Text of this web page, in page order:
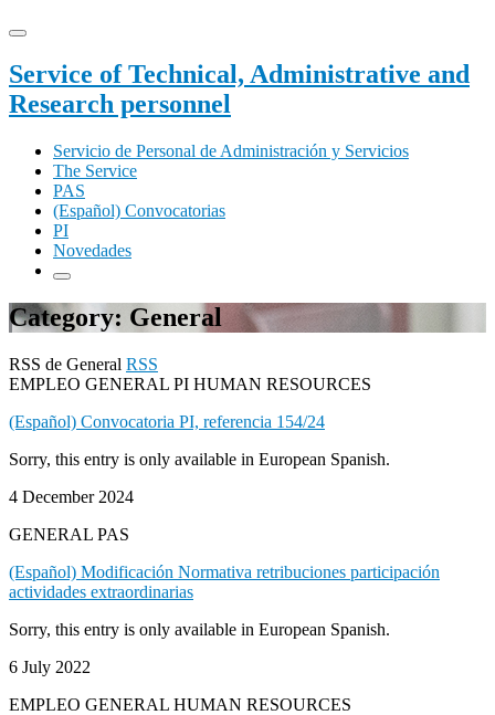
Service of Technical, Administrative and
Research personnel
Servicio de Personal de Administración y Servicios
The Service
PAS
(Español) Convocatorias
PI
Novedades
Category: General
RSS de General RSS
EMPLEO GENERAL PI HUMAN RESOURCES
(Español) Convocatoria PI, referencia 154/24
Sorry, this entry is only available in European Spanish.
4 December 2024
GENERAL PAS
(Español) Modificación Normativa retribuciones participación
actividades extraordinarias
Sorry, this entry is only available in European Spanish.
6 July 2022
EMPLEO GENERAL HUMAN RESOURCES